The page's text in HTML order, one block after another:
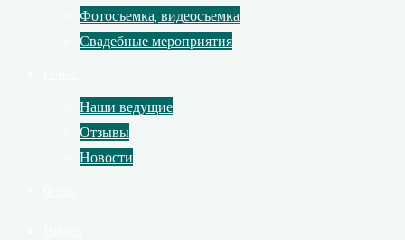
Фотосъемка, видеосъемка
Свадебные мероприятия
Наши ведущие
Отзывы
Новости